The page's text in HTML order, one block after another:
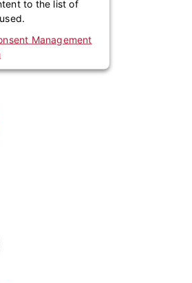
to the list of
Management